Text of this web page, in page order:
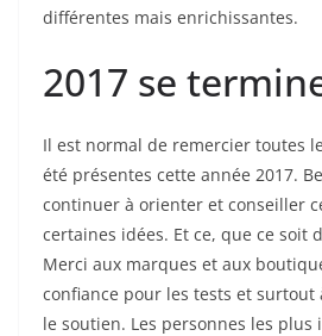
différentes mais enrichissantes.
2017 se
Il est normal de remercier toutes
été présentes cette année 2017.
continuer à orienter et conseiller
certaines idées. Et ce, que ce soit
Merci aux marques et aux
confiance pour les tests et surtout
le soutien. Les personnes les plus